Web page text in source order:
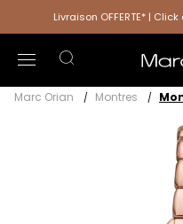
Livraison OFFERTE* |
Marc Orian Montres